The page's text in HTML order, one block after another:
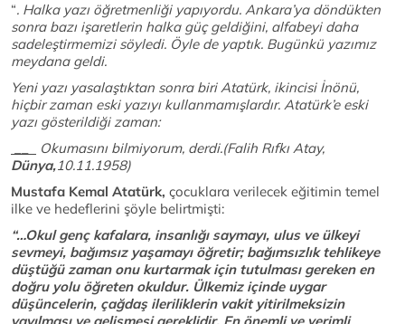
“. Halka yazı öğretmenliği yapıyordu. Ankara’ya döndükten
sonra bazı işaretlerin halka güç geldiğini, alfabeyi daha
sadeleştirmemizi söyledi. Öyle de yaptık. Bugünkü yazımız
meydana geldi.
Yeni yazı yasalaştıktan sonra biri Atatürk, ikincisi İnönü,
hiçbir zaman eski yazıyı kullanmamışlardır. Atatürk’e eski
yazı gösterildiği zaman:
Okumasını bilmiyorum, derdi.(Falih Rıfkı Atay,
Dünya,10.11.1958)
Mustafa Kemal Atatürk, çocuklara verilecek eğitimin temel
ilke ve hedeflerini şöyle belirtmişti:
“…Okul genç kafalara, insanlığı saymayı, ulus ve ülkeyi
sevmeyi, bağımsız yaşamayı öğretir; bağımsızlık tehlikeye
düştüğü zaman onu kurtarmak için tutulması gereken en
doğru yolu öğreten okuldur. Ülkemiz içinde uygar
düşüncelerin, çağdaş ileriliklerin vakit yitirilmeksizin